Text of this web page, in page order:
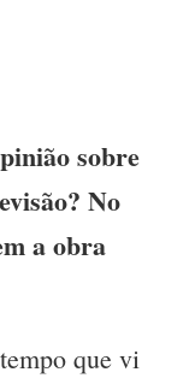
sobre
No
a obra
que vi